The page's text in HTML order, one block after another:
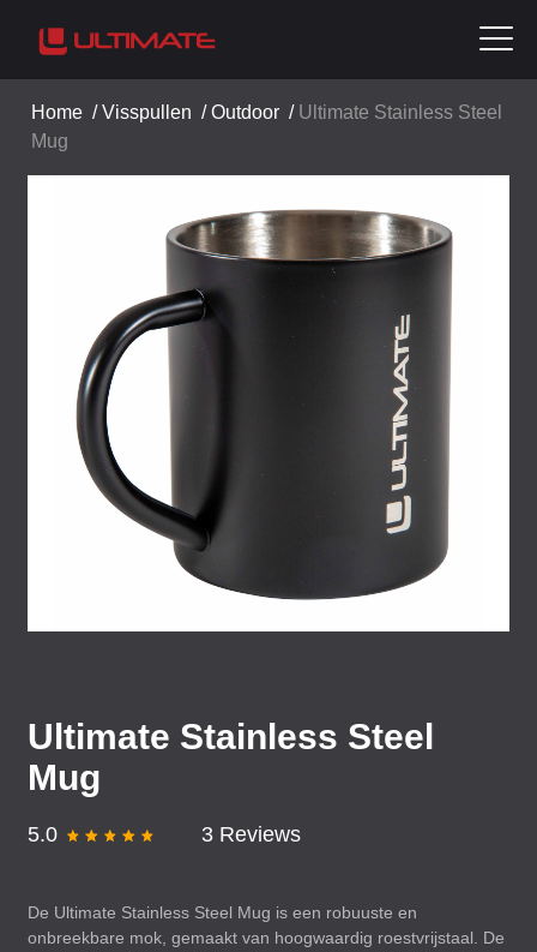
Home /Visspullen /Outdoor / Ultimate Stainless Steel
Mug
Ultimate Stainless Steel
Mug
5.0 3 Reviews
De Ultimate Stainless Steel Mug is een robuuste en
onbreekbare mok, gemaakt van hoogwaardig roestvrijstaal. De